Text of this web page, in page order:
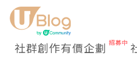
社群創作有價企劃